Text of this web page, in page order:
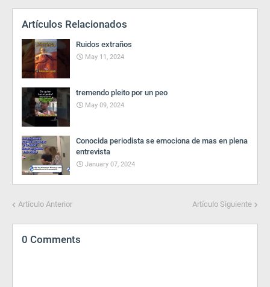
Artículos Relacionados
Ruidos extraños
May 11, 2024
tremendo pleito por un peo
May 09, 2024
Conocida periodista se emociona de mas en plena
entrevista
January 07, 2024
Artículo Anterior Artículo Siguiente
0 Comments